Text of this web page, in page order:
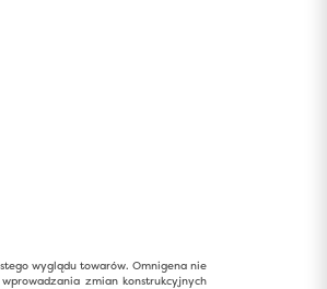
wyglądu towarów. Omnigena nie
zmian konstrukcyjnych